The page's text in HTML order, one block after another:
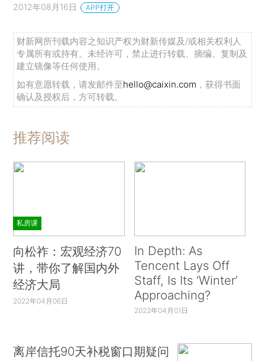
2012年08月16日 APP打开
财新网所刊载内容之知识产权为财新传媒及/或相关权利人
专属所有或持有。未经许可，禁止进行转载、摘编、复制及
建立镜像等任何使用。
如有意愿转载，请发邮件至hello@caixin.com ，获得书面
确认及授权后，方可转载。
推荐阅读
私房课
向松祚：宏观经济70
讲，带你了解国内外
经济大局
2022年04月06日
In Depth: As
Tencent Lays Off
Staff, Is Its ‘Winter’
Approaching?
2022年04月01日
离岸信托90天补税窗口期疑问